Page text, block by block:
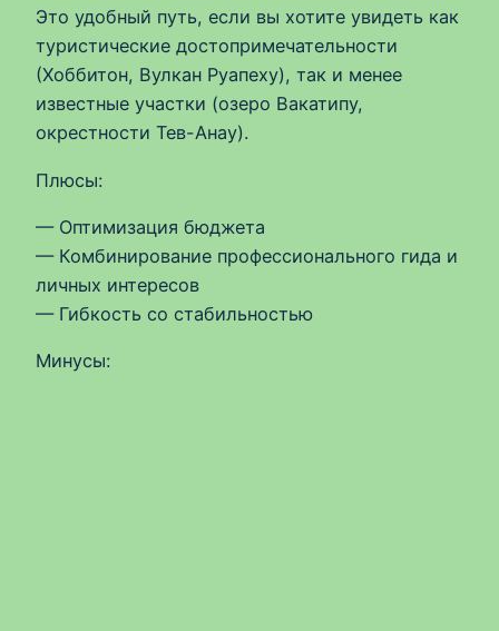
Это удобный путь, если вы хотите увидеть как
туристические достопримечательности
(Хоббитон, Вулкан Руапеху), так и менее
известные участки (озеро Вакатипу,
окрестности Тев-Анау).
Плюсы:
— Оптимизация бюджета
— Комбинирование профессионального гида и
личных интересов
— Гибкость со стабильностью
Минусы: